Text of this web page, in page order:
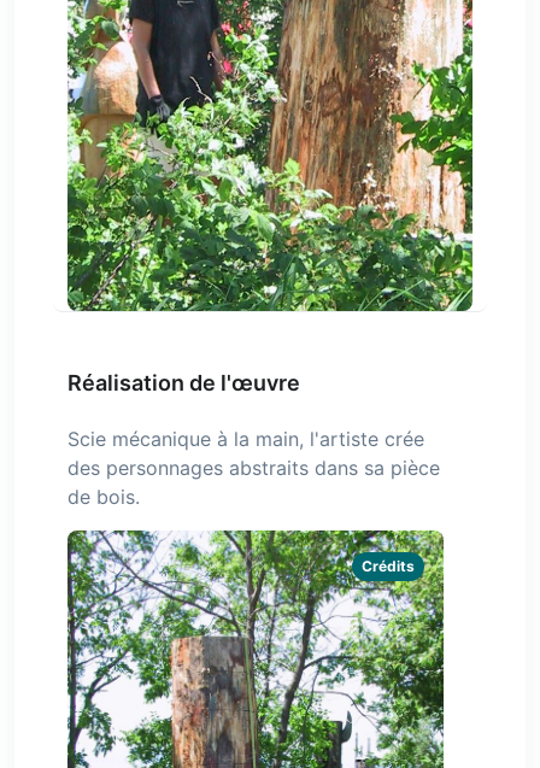
Réalisation de l'œuvre
Scie mécanique à la main, l'artiste crée
des personnages abstraits dans sa pièce
de bois.
Crédits